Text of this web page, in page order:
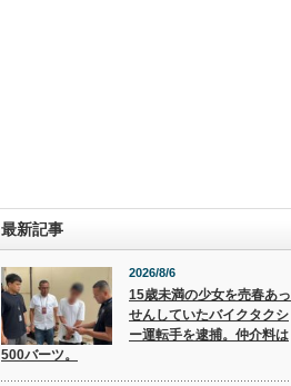
最新記事
2026/8/6
15歳未満の少女を売春あっ
せんしていたバイクタクシ
ー運転手を逮捕。仲介料は
500バーツ。